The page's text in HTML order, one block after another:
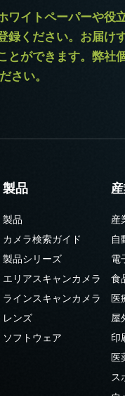
ワイトペーパーや役
録ください。お届け
とができます。弊社
さい。
製品
製品
カメラ検索ガイド
製品シリーズ
エリアスキャンカメラ
ラインスキャンカメラ
レンズ
ソフトウェア
産
自
電
食
医
屋
印
医
ス